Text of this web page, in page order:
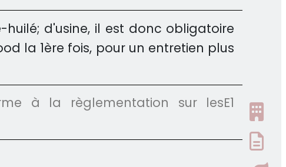
huilé; d'usine, il est donc obligatoire
la 1ère fois, pour un entretien plus
à la règlementation sur lesE1